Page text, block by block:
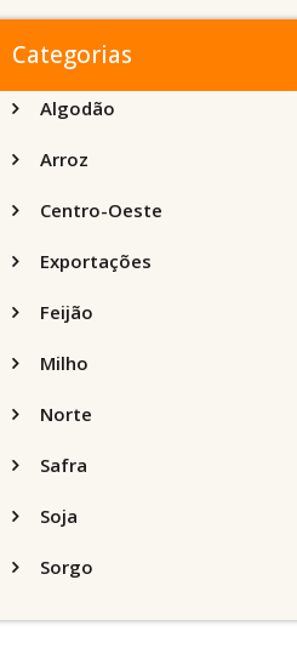
Categorias
Algodão
Arroz
Centro-Oeste
Exportações
Feijão
Milho
Norte
Safra
Soja
Sorgo